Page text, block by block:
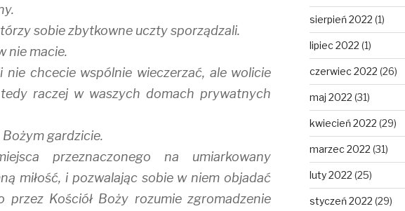
sobie zbytkowne uczty sporządzali.
nie macie.
nie chcecie wspólnie wieczerzać, ale wolicie
raczej w waszych domach prywatnych
gardzicie.
przeznaczonego na umiarkowany
miłość, i pozwalając sobie w niem objadać
przez Kościół Boży rozumie zgromadzenie
sierpień 2022 (1)
lipiec 2022 (1)
czerwiec 2022 (26)
maj 2022 (31)
kwiecień 2022 (29)
marzec 2022 (31)
luty 2022 (25)
styczeń 2022 (29)